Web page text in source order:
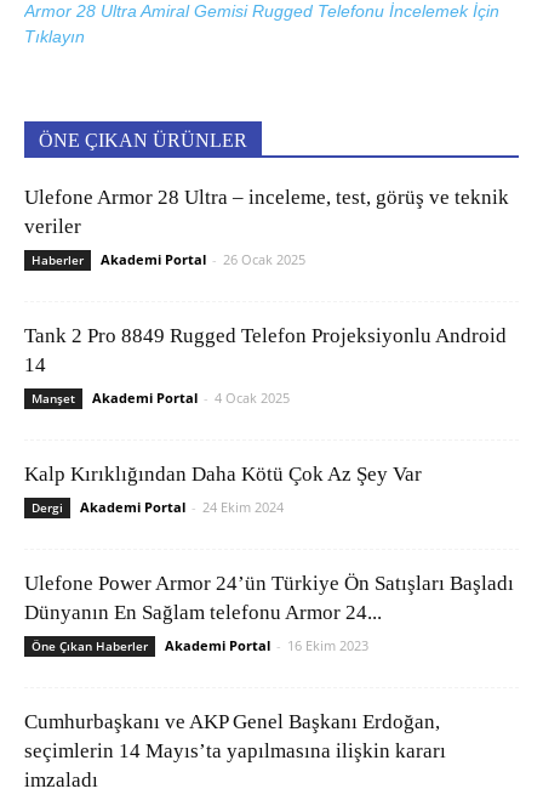
Armor 28 Ultra Amiral Gemisi Rugged Telefonu İncelemek İçin
Tıklayın
ÖNE ÇIKAN ÜRÜNLER
Ulefone Armor 28 Ultra – inceleme, test, görüş ve teknik
veriler
Haberler Akademi Portal - 26 Ocak 2025
Tank 2 Pro 8849 Rugged Telefon Projeksiyonlu Android
14
Manşet Akademi Portal - 4 Ocak 2025
Kalp Kırıklığından Daha Kötü Çok Az Şey Var
Dergi Akademi Portal - 24 Ekim 2024
Ulefone Power Armor 24’ün Türkiye Ön Satışları Başladı
Dünyanın En Sağlam telefonu Armor 24...
Öne Çıkan Haberler Akademi Portal - 16 Ekim 2023
Cumhurbaşkanı ve AKP Genel Başkanı Erdoğan,
seçimlerin 14 Mayıs’ta yapılmasına ilişkin kararı
imzaladı